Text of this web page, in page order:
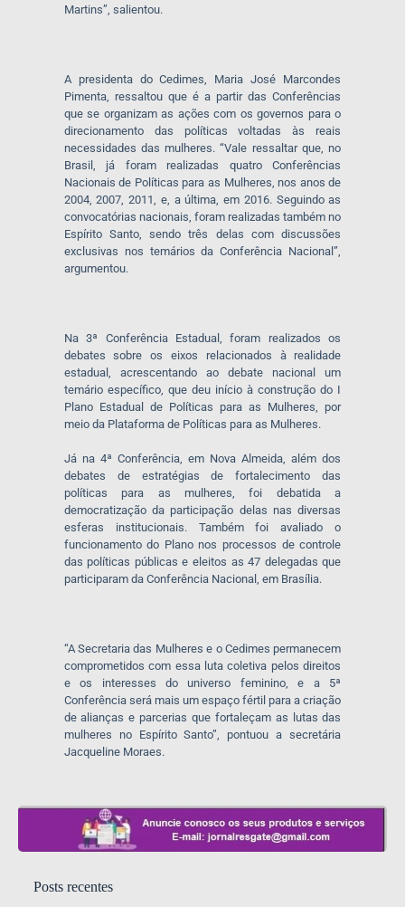
Martins”, salientou.
A presidenta do Cedimes, Maria José Marcondes
Pimenta, ressaltou que é a partir das Conferências
que se organizam as ações com os governos para o
direcionamento das políticas voltadas às reais
necessidades das mulheres. “Vale ressaltar que, no
Brasil, já foram realizadas quatro Conferências
Nacionais de Políticas para as Mulheres, nos anos de
2004, 2007, 2011, e, a última, em 2016. Seguindo as
convocatórias nacionais, foram realizadas também no
Espírito Santo, sendo três delas com discussões
exclusivas nos temários da Conferência Nacional”,
argumentou.
Na 3ª Conferência Estadual, foram realizados os
debates sobre os eixos relacionados à realidade
estadual, acrescentando ao debate nacional um
temário específico, que deu início à construção do I
Plano Estadual de Políticas para as Mulheres, por
meio da Plataforma de Políticas para as Mulheres.
Já na 4ª Conferência, em Nova Almeida, além dos
debates de estratégias de fortalecimento das
políticas para as mulheres, foi debatida a
democratização da participação delas nas diversas
esferas institucionais. Também foi avaliado o
funcionamento do Plano nos processos de controle
das políticas públicas e eleitos as 47 delegadas que
participaram da Conferência Nacional, em Brasília.
“A Secretaria das Mulheres e o Cedimes permanecem
comprometidos com essa luta coletiva pelos direitos
e os interesses do universo feminino, e a 5ª
Conferência será mais um espaço fértil para a criação
de alianças e parcerias que fortaleçam as lutas das
mulheres no Espírito Santo”, pontuou a secretária
Jacqueline Moraes.
Posts recentes